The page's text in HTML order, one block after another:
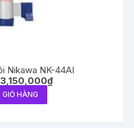
Nikawa NK-44AI
3,150,000₫
HÀNG